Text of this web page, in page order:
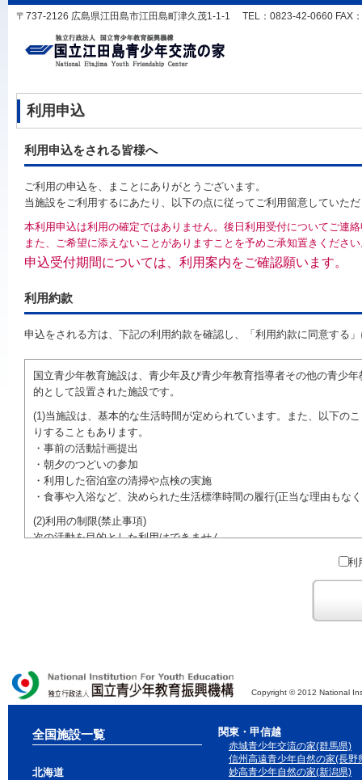
〒737-2126 広島県江田島市江田島町津久茂1-1-1 TEL：0823-42-0660 FAX
利用申込
利用申込をされる皆様へ
ご利用の申込を、まことにありがとうございます。
当施設をご利用するにあたり、以下の点に従ってご利用留意していた
本利用申込は利用の確定ではありません。後日利用受付についてご連
また、ご希望に添えないことがありますことを予めご承知置きくださ
申込受付期間については、利用案内をご確認願います。
利用約款
申込をされる方は、下記の利用約款を確認し、「利用約款に同意する
国立青少年教育施設は、青少年及び青少年教育指導者その他の青少
的として設置された施設です。
(1)当施設は、基本的な生活時間が定められています。また、以下の
りすることもあります。
・事前の活動計画提出
・朝夕のつどいの参加
・利用した宿泊室の清掃や点検の実施
・食事や入浴など、決められた生活標準時間の履行(正当な理由も
(2)利用の制限(禁止事項)
次の活動を目的とした利用はできません。
●特定の政党を支持、またはこれに反対するための政治教育その他の
●特定の宗教を支持、またはこれに反対するための宗教教育その他
域での勧誘活動を行ったり、自らの団体の活動をアピールする活動等)
利
Copyright © 2012 National
全国施設一覧
北海道
関東・甲信越
赤城青少年交流の家(群馬県)
信州高遠青少年自然の家(長野
妙高青少年自然の家(新潟県)